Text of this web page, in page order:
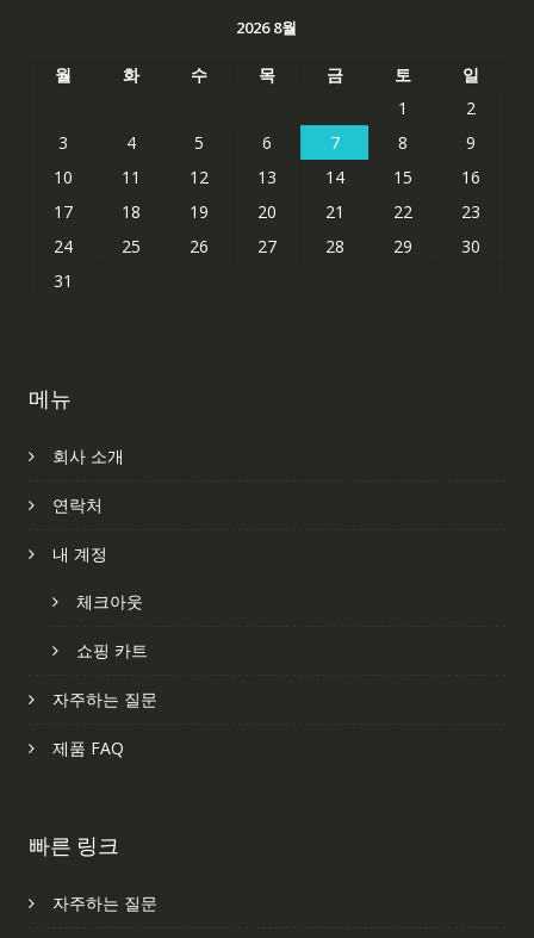
2026 8월
월 화 수 목 금 토
일
1
2
3
4 5 6 7 8
9
10
11 12 13 14 15
16
17
18 19 20 21 22
23
24
25 26 27 28 29
30
31
메뉴
회사 소개
연락처
내 계정
체크아웃
쇼핑 카트
자주하는 질문
제품 FAQ
빠른 링크
자주하는 질문